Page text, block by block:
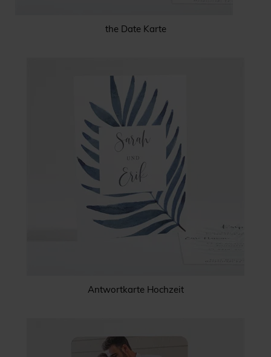
the Date Karte
Antwortkarte Hochzeit